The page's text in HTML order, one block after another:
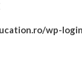
wp-